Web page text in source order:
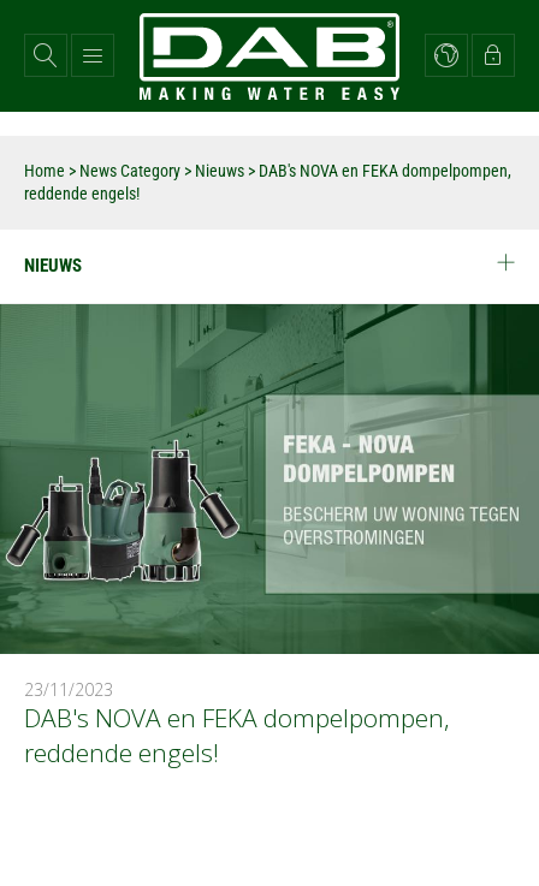
naar
Home > News Category > Nieuws > DAB's NOVA en FEKA dompelpompen,
reddende engels!
NIEUWS
23/11/2023
DAB's NOVA en FEKA dompelpompen,
reddende engels!